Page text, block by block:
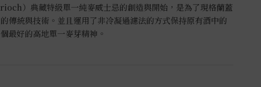
）典藏特級單一純麥威士忌的創造與開始，是為了現格蘭蓋
傳統與技術。並且運用了非冷凝過濾法的方式保持原有酒中的
最好的高地單一麥芽精神。